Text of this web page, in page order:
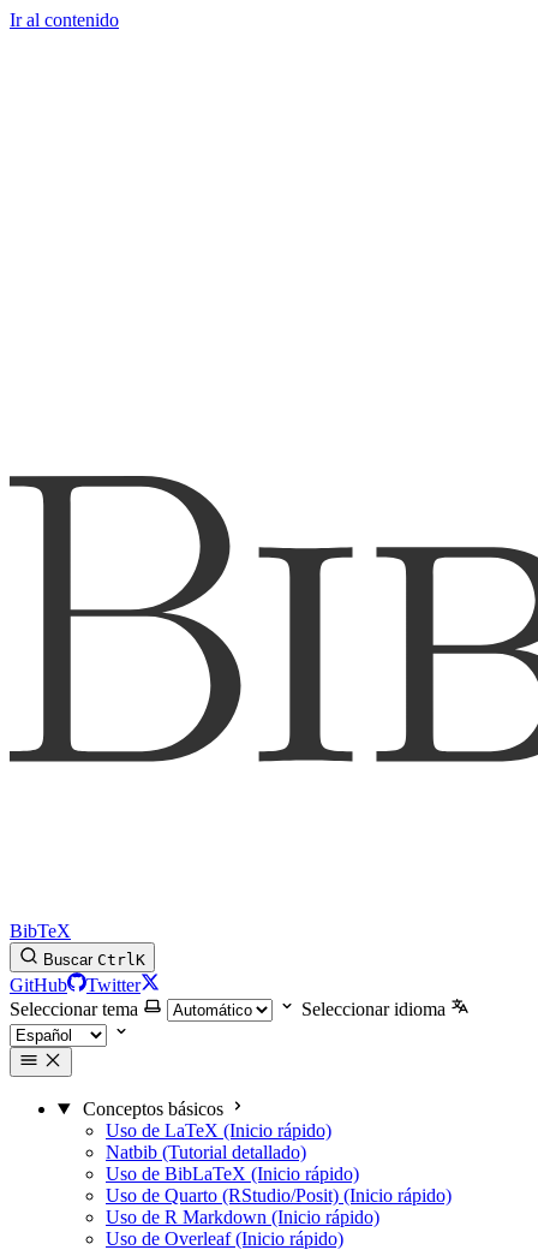
Ir al contenido
BibTeX
Buscar CtrlK
GitHub
Twitter
Seleccionar tema
Seleccionar idioma
Conceptos básicos
Uso de LaTeX (Inicio rápido)
Natbib (Tutorial detallado)
Uso de BibLaTeX (Inicio rápido)
Uso de Quarto (RStudio/Posit) (Inicio rápido)
Uso de R Markdown (Inicio rápido)
Uso de Overleaf (Inicio rápido)